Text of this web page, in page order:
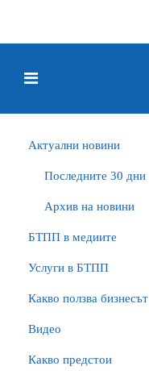
Актуални новини
Последните 30 дни
Архив на новини
БTПП в медиите
Услуги в БТПП
Какво ползва бизнесът
Видео
Какво предстои